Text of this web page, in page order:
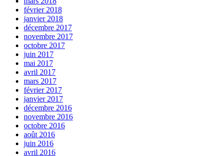
février 2018
janvier 2018
décembre 2017
novembre 2017
octobre 2017
juin 2017
mai 2017
avril 2017
mars 2017
février 2017
janvier 2017
décembre 2016
novembre 2016
octobre 2016
août 2016
juin 2016
avril 2016